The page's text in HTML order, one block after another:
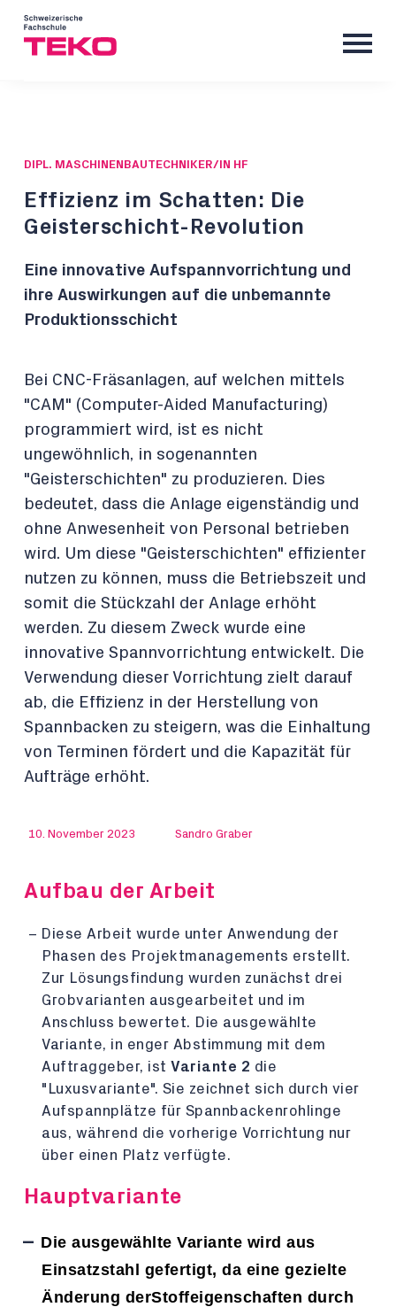
DIPL. MASCHINENBAUTECHNIKER/IN HF
Effizienz im Schatten: Die
Geisterschicht-Revolution
Eine innovative Aufspannvorrichtung und
ihre Auswirkungen auf die unbemannte
Produktionsschicht
Bei CNC-Fräsanlagen, auf welchen mittels
"CAM" (Computer-Aided Manufacturing)
programmiert wird, ist es nicht
ungewöhnlich, in sogenannten
"Geisterschichten" zu produzieren. Dies
bedeutet, dass die Anlage eigenständig und
ohne Anwesenheit von Personal betrieben
wird. Um diese "Geisterschichten" effizienter
nutzen zu können, muss die Betriebszeit und
somit die Stückzahl der Anlage erhöht
werden. Zu diesem Zweck wurde eine
innovative Spannvorrichtung entwickelt. Die
Verwendung dieser Vorrichtung zielt darauf
ab, die Effizienz in der Herstellung von
Spannbacken zu steigern, was die Einhaltung
von Terminen fördert und die Kapazität für
Aufträge erhöht.
10. November 2023 Sandro Graber
Aufbau der Arbeit
Diese Arbeit wurde unter Anwendung der
Phasen des Projektmanagements erstellt.
Zur Lösungsfindung wurden zunächst drei
Grobvarianten ausgearbeitet und im
Anschluss bewertet. Die ausgewählte
Variante, in enger Abstimmung mit dem
Auftraggeber, ist Variante 2 die
"Luxusvariante". Sie zeichnet sich durch vier
Aufspannplätze für Spannbackenrohlinge
aus, während die vorherige Vorrichtung nur
über einen Platz verfügte.
Hauptvariante
Die ausgewählte Variante wird aus
Einsatzstahl gefertigt, da eine gezielte
Änderung derStoffeigenschaften durch